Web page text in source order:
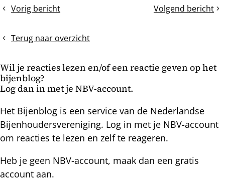
bericht
Vorig bericht
De
wordt
Volgend bericht
Bijenvolken
Terug naar overzicht
Wil je reacties lezen en/of een reactie geven op het
bijenblog?
Log dan in met je NBV-account.
Het Bijenblog is een service van de Nederlandse
Bijenhoudersvereniging. Log in met je NBV-account
om reacties te lezen en zelf te reageren.
Heb je geen NBV-account, maak dan een gratis
account aan.